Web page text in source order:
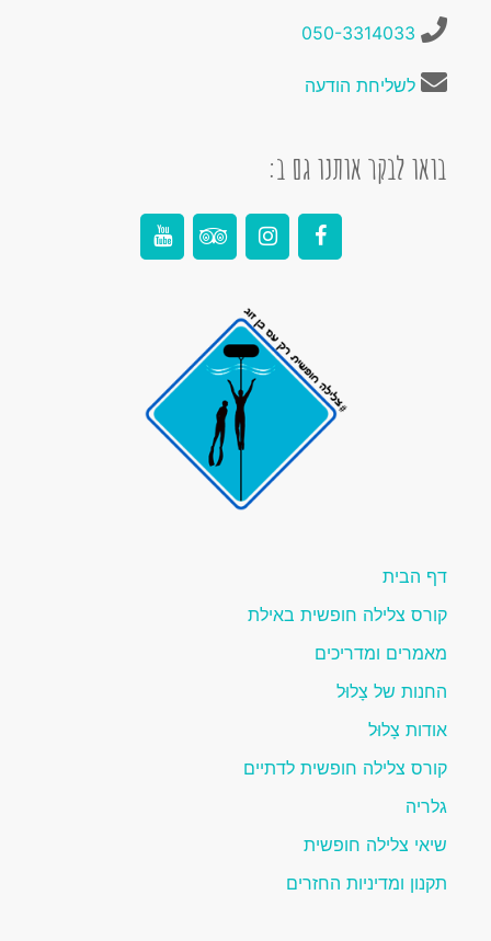
050-3314033
לשליחת הודעה
בואו לבקר אותנו גם ב:
דף הבית
קורס צלילה חופשית באילת
מאמרים ומדריכים
החנות של צָלוּל
אודות צָלוּל
קורס צלילה חופשית לדתיים
גלריה
שיאי צלילה חופשית
תקנון ומדיניות החזרים